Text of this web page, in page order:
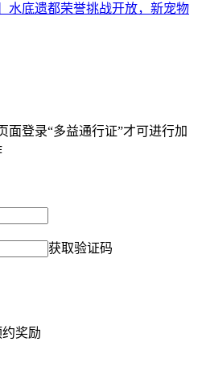
水底遗都荣誉挑战开放，新宠物
面登录“多益通行证”才可进行加
获取验证码
奖励